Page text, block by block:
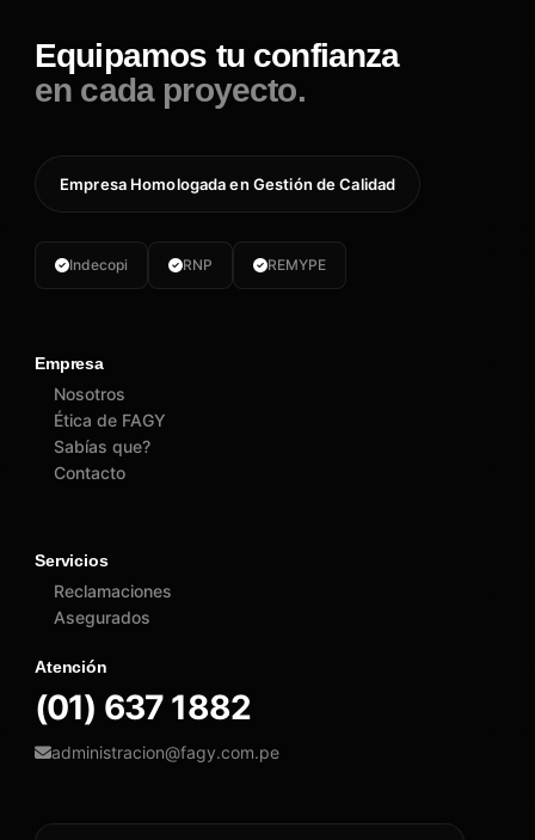
Equipamos tu confianza
en cada proyecto.
Empresa Homologada en Gestión de Calidad
Indecopi RNP REMYPE
Empresa
Nosotros
Ética de FAGY
Sabías que?
Contacto
Servicios
Reclamaciones
Asegurados
Atención
(01) 637 1882
administracion@fagy.com.pe